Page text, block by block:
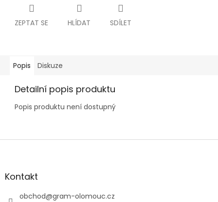
ZEPTAT SE HLÍDAT SDÍLET
Popis Diskuze
Detailní popis produktu
Popis produktu není dostupný
Z
aKontakt
obchod@gram-olomouc.cz